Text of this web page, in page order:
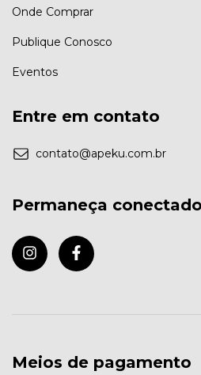
Onde Comprar
Publique Conosco
Eventos
Entre em contato
contato@apeku.com.br
Permaneça conectado
Meios de pagamento